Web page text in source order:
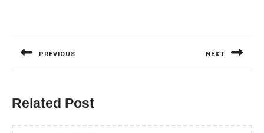
PREVIOUS NEXT
Related Post